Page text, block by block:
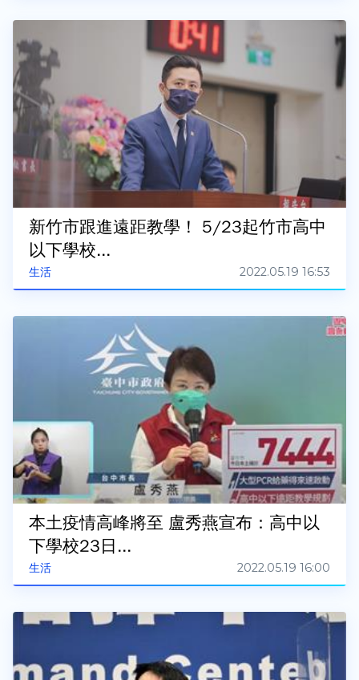
生活
新竹市跟進遠距教學！ 5/23起竹市高中
以下學校...
2022.05.19 16:53
生活
本土疫情高峰將至 盧秀燕宣布：高中以
下學校23日...
2022.05.19 16:00